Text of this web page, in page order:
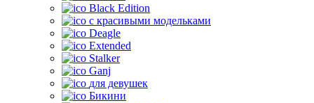
Black Edition
с красивыми модельками
Deagle
Extended
Stalker
Ganj
для девушек
Бикини